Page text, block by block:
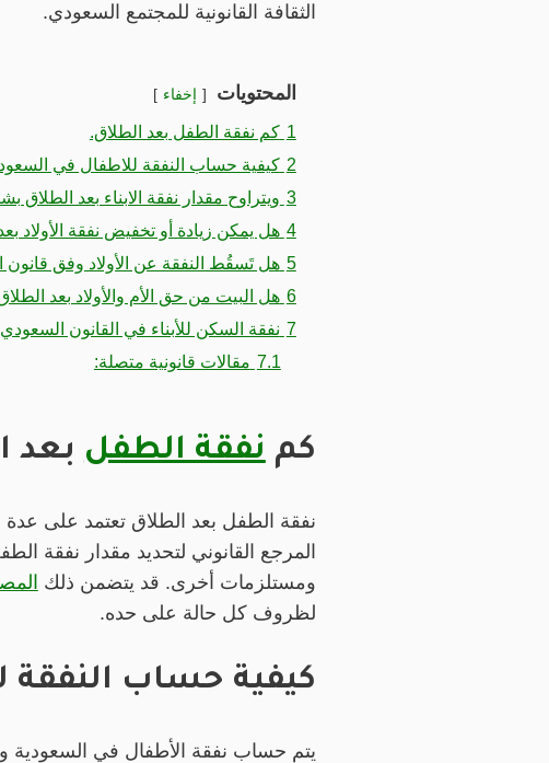
الثقافة القانونية للمجتمع السعودي.
المحتويات إخفاء
1 كم نفقة الطفل بعد الطلاق.
2 كيفية حساب النفقة للاطفال في
3 ويتراوح مقدار نفقة الابناء بعد الطلاق
4 هل يمكن زيادة أو تخفيض نفقة الأولاد
5 هل تَسقُط النفقة عن الأولاد وفق قانون
6 هل البيت من حق الأم والأولاد بعد
7 نفقة السكن للأبناء في القانون السعودي
7.1 مقالات قانونية متصلة:
كمنفقة الطفلبعد
نفقة الطفل بعد الطلاق تعتمد على عدة
المرجع القانوني لتحديد مقدار نفقة
ومستلزمات أخرى. قد يتضمن ذلك
لظروف كل حالة على حده.
كيفية حساب النفقة
يتم حساب نفقة الأطفال في السعودية